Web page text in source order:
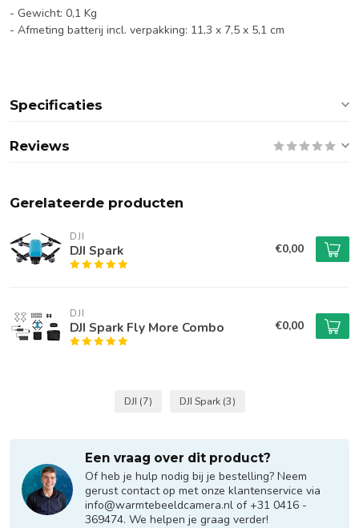
- Gewicht: 0,1 Kg
- Afmeting batterij incl. verpakking: 11,3 x 7,5 x 5,1 cm
Specificaties
Reviews
Gerelateerde producten
DJI
DJI Spark €0,00
DJI
DJI Spark Fly More Combo €0,00
DJI (7) DJI Spark (3)
Een vraag over dit product?
Of heb je hulp nodig bij je bestelling? Neem
gerust contact op met onze klantenservice via
info@warmtebeeldcamera.nl of +31 0416 -
369474. We helpen je graag verder!